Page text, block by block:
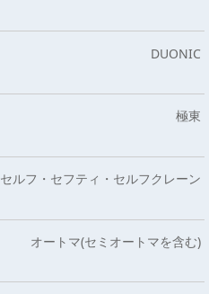
DUONIC
極東
セルフ・セフティ・セルフクレーン
オートマ(セミオートマを含む)